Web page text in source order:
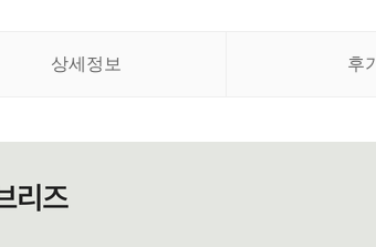
상세정보 후기